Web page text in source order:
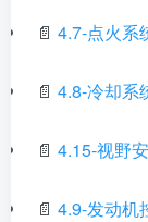
📄 4.7-点火系
📄 4.8-冷却系
📄 4.15-视野
📄 4.9-发动机